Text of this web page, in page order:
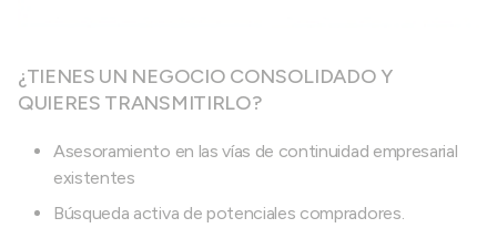
¿TIENES UN NEGOCIO CONSOLIDADO Y
QUIERES TRANSMITIRLO?
Asesoramiento en las vías de continuidad empresarial
existentes
Búsqueda activa de potenciales compradores.